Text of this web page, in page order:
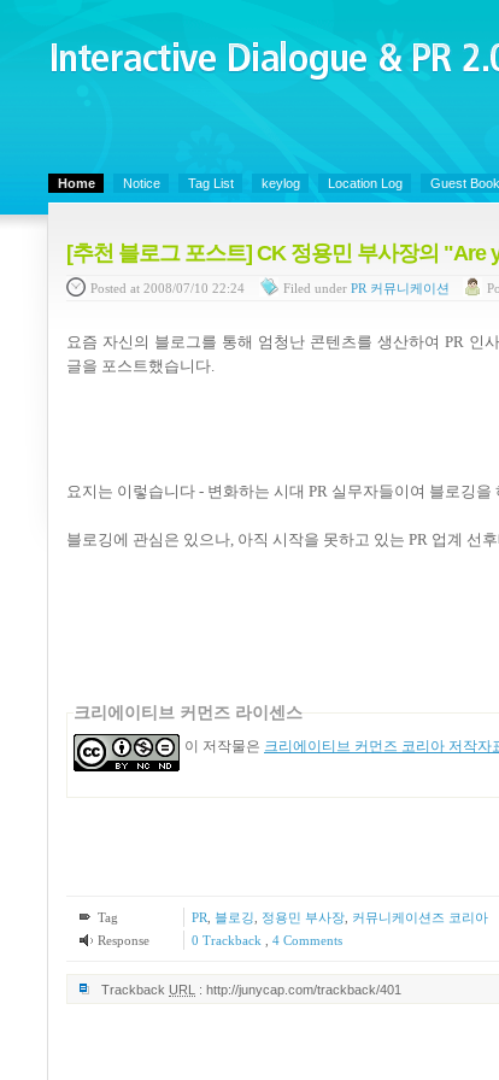
Interactive Dialogue
PR 2.0
Home Notice Tag List keylog Location Log Guest Book
[추천 블로그 포스트] CK 정용민 부사장의
Posted at 2008/07/10 22:24 Filed under PR 커뮤니케이션
요즘 자신의 블로그를 통해 엄청난 콘텐츠를 생산하여 PR 인
글을 포스트했습니다.
요지는 이렇습니다 - 변화하는 시대 PR 실무자들이여 블로깅
블로깅에 관심은 있으나, 아직 시작을 못하고 있는 PR 업계 선
크리에이티브 커먼즈 라이센스
이 저작물은 크리에이티브 커먼즈 코리아 저작자
Tag PR 블로깅 정용민 부사장, 커뮤니케이션즈 코리아
Response
0 Trackback 4Comments
Trackback URL : http://junycap.com/trackback/401